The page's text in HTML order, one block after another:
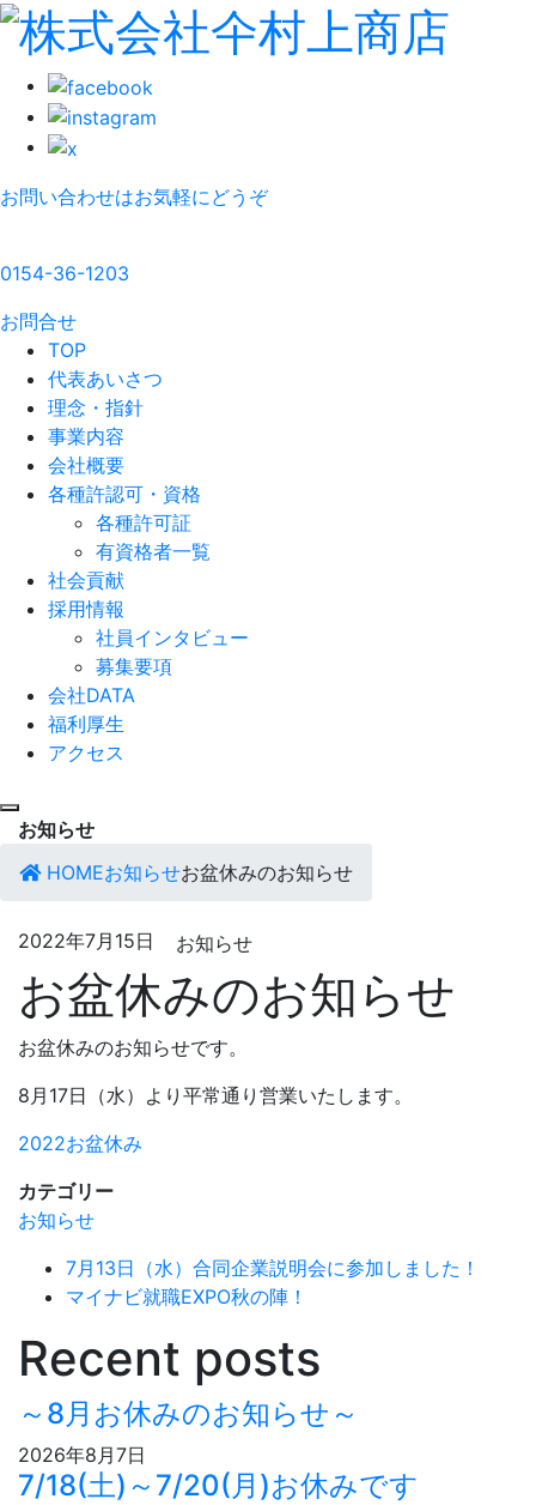
お問い合わせはお気軽にどうぞ
0154-36-1203
お問合せ
TOP
代表あいさつ
理念・指針
事業内容
会社概要
各種許認可・資格
各種許可証
有資格者一覧
社会貢献
採用情報
社員インタビュー
募集要項
会社DATA
福利厚生
アクセス
お知らせ
HOMEお知らせお盆休みのお知らせ
2022年7月15日 お知らせ
お盆休みのお知らせ
お盆休みのお知らせです。
8月17日（水）より平常通り営業いたします。
2022お盆休み
カテゴリー
お知らせ
7月13日（水）合同企業説明会に参加しました！
マイナビ就職EXPO秋の陣！
Recent posts
～8月お休みのお知らせ～
2026年8月7日
7/18(土)～7/20(月)お休みです